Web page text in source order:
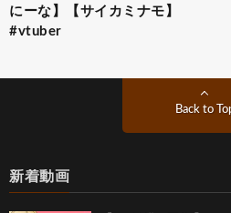
にーな】【サイカミナモ】
#vtuber
Back to
新着動画